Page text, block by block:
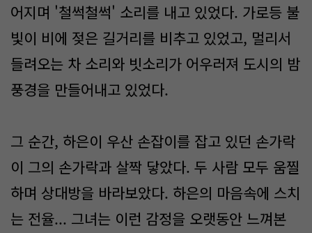
어지며 '철썩철썩' 소리를 내고 있었다. 가로등 불
빛이 비에 젖은 길거리를 비추고 있었고, 멀리서
들려오는 차 소리와 빗소리가 어우러져 도시의 밤
풍경을 만들어내고 있었다.
그 순간, 하은이 우산 손잡이를 잡고 있던 손가락
이 그의 손가락과 살짝 닿았다. 두 사람 모두 움찔
하며 상대방을 바라보았다. 하은의 마음속에 스치
는 전율... 그녀는 이런 감정을 오랫동안 느껴본